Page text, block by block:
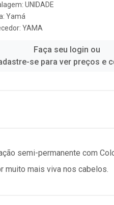
UNIDADE
Yamá
YAMA
Faça seu login ou
se para ver preços e
semi-permanente com
muito mais viva nos cabelos.